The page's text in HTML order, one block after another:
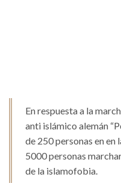
En respuesta a la
anti islámico alemán
de 250 personas en en
5000 personas
de la islamofobia.